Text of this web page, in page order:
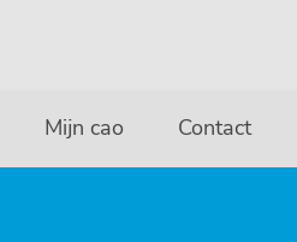
Mijn cao Contact